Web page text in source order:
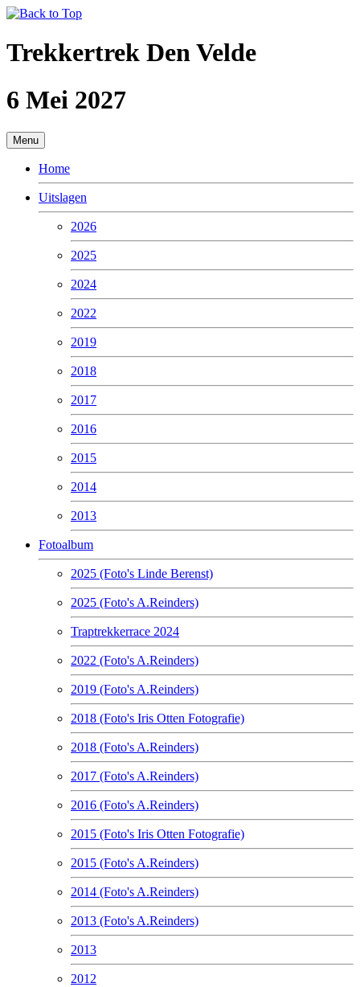
Trekkertrek Den Velde
6 Mei 2027
Menu
Home
Uitslagen
2026
2025
2024
2022
2019
2018
2017
2016
2015
2014
2013
Fotoalbum
2025 (Foto's Linde Berenst)
2025 (Foto's A.Reinders)
Traptrekkerrace 2024
2022 (Foto's A.Reinders)
2019 (Foto's A.Reinders)
2018 (Foto's Iris Otten Fotografie)
2018 (Foto's A.Reinders)
2017 (Foto's A.Reinders)
2016 (Foto's A.Reinders)
2015 (Foto's Iris Otten Fotografie)
2015 (Foto's A.Reinders)
2014 (Foto's A.Reinders)
2013 (Foto's A.Reinders)
2013
2012